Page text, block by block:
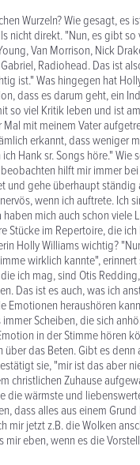
Wurzeln? Wie gesagt, es
nicht direkt. "Nun, es gibt
Van Morrison, Nick
Radiohead. Das ist
ist." Was hingegen hat
dass es darum geht, ein
so viel Kritik leben und ist
mit meinem Vater
erkannt, dass weniger
Hank sr. Songs höre." Wie
hilft mir immer
und gehe überhaupt
wenn ich auftrete. Ich
mich auch schon
Stücke im Repertoire, die
Holly Williams wichtig?
wirklich kannte",
ich mag, sind Otis
Das ist es auch, was ich
Emotionen heraushören
Scheiben, die sich
in der Stimme hören
das Beten. Gibt es
sie, "mir ist das aber
christlichen Zuhause
die wärmste und
dass alles aus einem
mir jetzt z.B. die Wolken
eben, wenn es die